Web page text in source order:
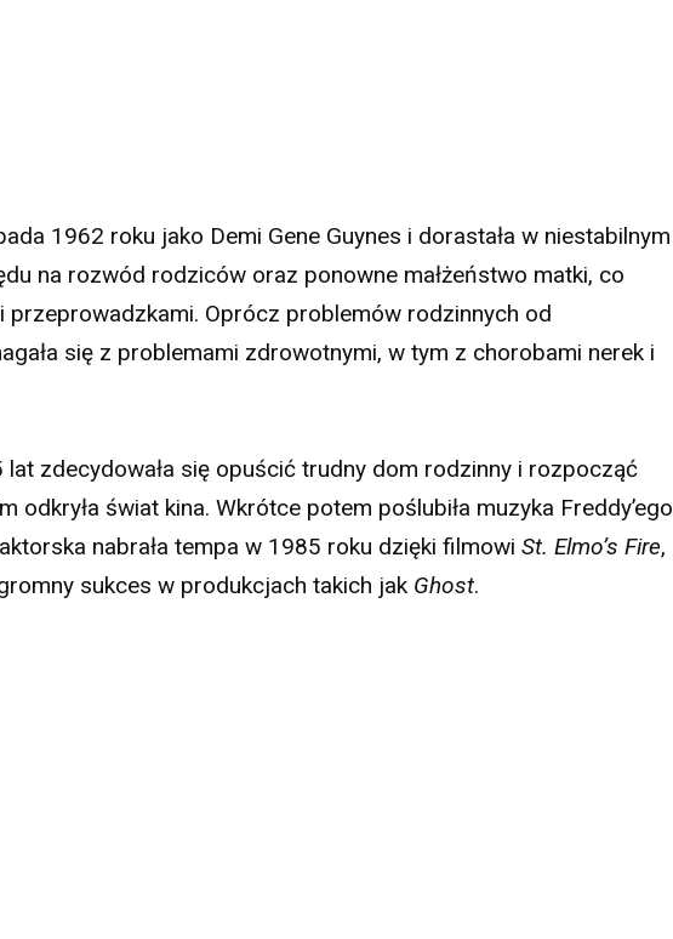
1962 roku jako Demi Gene Guynes i dorastała w niestabilnym
na rozwód rodziców oraz ponowne małżeństwo matki, co
przeprowadzkami. Oprócz problemów rodzinnych od
się z problemami zdrowotnymi, w tym z chorobami nerek i
lat zdecydowała się opuścić trudny dom rodzinny i rozpocząć
odkryła świat kina. Wkrótce potem poślubiła muzyka Freddy’ego
nabrała tempa w 1985 roku dzięki filmowi St. Elmo’s Fire,
sukces w produkcjach takich jak Ghost.